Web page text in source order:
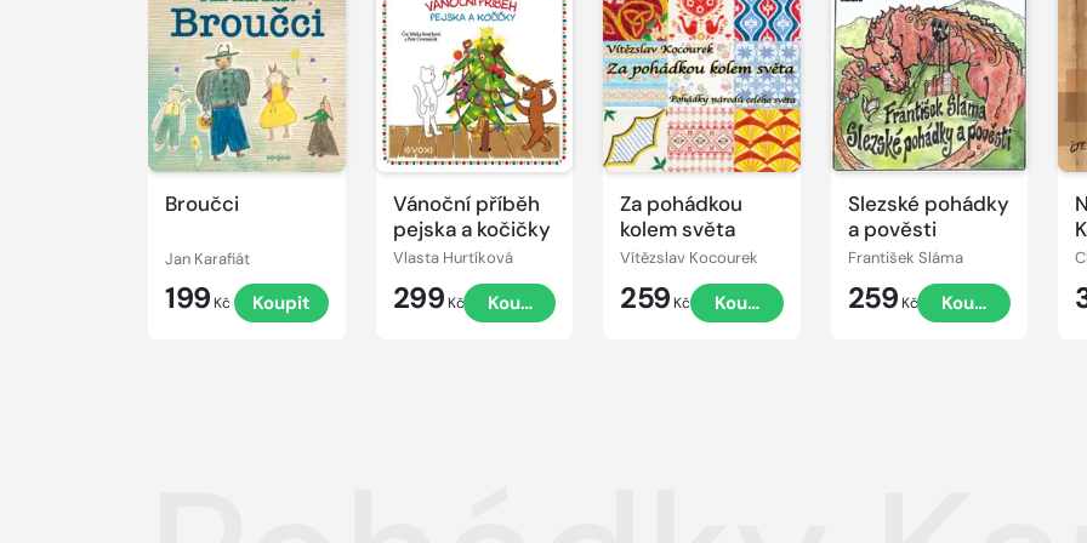
Broučci
Jan Karafiát
199 Kč Koupit
Přehrát
ukázku
Vánoční příběh
pejska a kočičky
Vlasta Hurtíková
299 Kč Koupit
Přehrát
ukázku
Za pohádkou
kolem světa
Vítězslav Kocourek
259 Kč Koupit
Přehrát
ukázku
Slezské pohádky
a pověsti
František Sláma
259 Kč Koupit
Přehrát
ukázku